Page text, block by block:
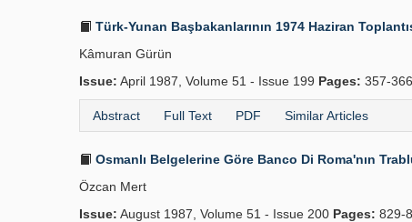
Türk-Yunan Başbakanlarının 1974 Haziran
Kâmuran Gürün
Issue: April 1987, Volume 51 - Issue 199 Pages: 357-366
Abstract Full Text PDF Similar Articles
Osmanlı Belgelerine Göre Banco Di Roma'nın
Özcan Mert
Issue: August 1987, Volume 51 - Issue 200 Pages: 829-